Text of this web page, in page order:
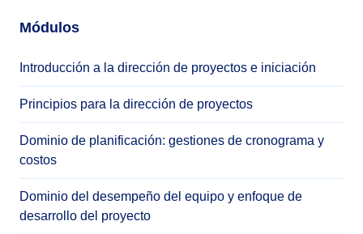
Módulos
Introducción a la dirección de proyectos e iniciación
Principios para la dirección de proyectos
Dominio de planificación: gestiones de cronograma y
costos
Dominio del desempeño del equipo y enfoque de
desarrollo del proyecto